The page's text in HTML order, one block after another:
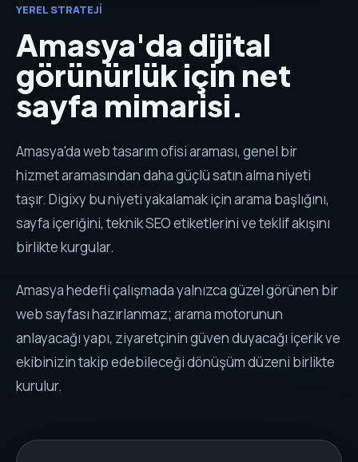
YEREL STRATEJI
Amasya'da dijital
görünürlük için net
sayfa mimarisi.
Amasya'da web tasarım ofisi araması, genel bir
hizmet aramasından daha güçlü satın alma niyeti
taşır. Digixy bu niyeti yakalamak için arama başlığını,
sayfa içeriğini, teknik SEO etiketlerini ve teklif akışını
birlikte kurgular.
Amasya hedefli çalışmada yalnızca güzel görünen bir
web sayfası hazırlanmaz; arama motorunun
anlayacağı yapı, ziyaretçinin güven duyacağı içerik ve
ekibinizin takip edebileceği dönüşüm düzeni birlikte
kurulur.